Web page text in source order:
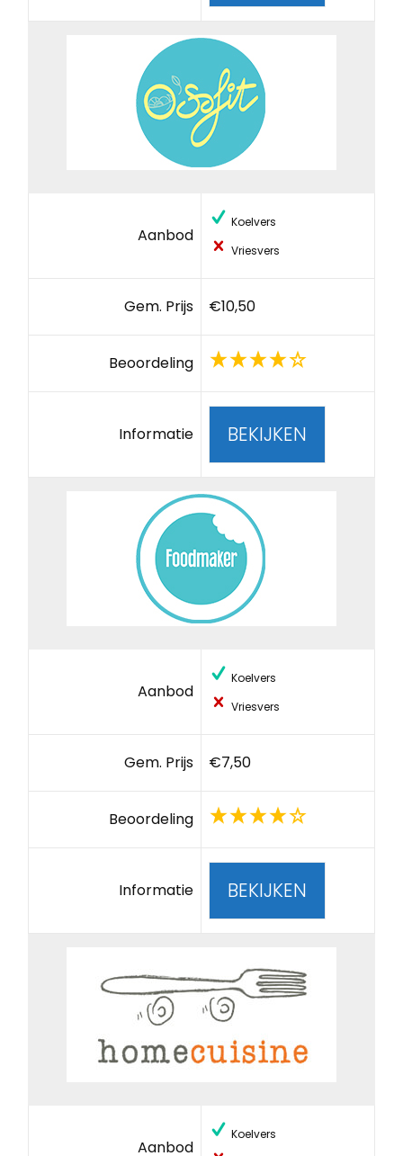
Aanbod
Koelvers
Vriesvers
Gem. Prijs €10,50
Beoordeling
Informatie BEKIJKEN
Aanbod
Koelvers
Vriesvers
Gem. Prijs €7,50
Beoordeling
Informatie BEKIJKEN
Aanbod
Koelvers